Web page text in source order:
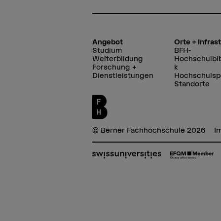
Angebot
Studium
Weiterbildung
Forschung +
Dienstleistungen
Orte +
BFH-
k
Standorte
© Berner Fachhochschule 2026